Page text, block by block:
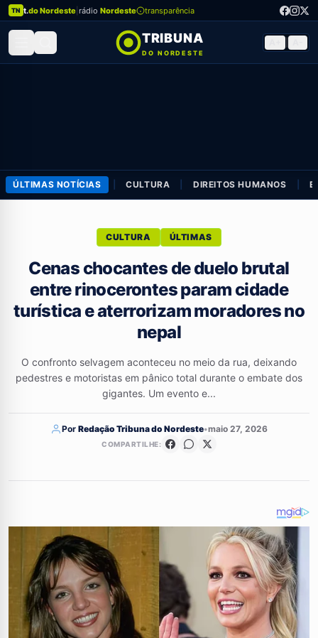
TN t.do Nordeste rádio Nordeste transparência
TRIBUNA
DO NORDESTE
ÚLTIMAS NOTÍCIAS CULTURA DIREITOS HUMANOS
CULTURA ÚLTIMAS
Cenas chocantes de duelo brutal
entre rinocerontes param cidade
turística e aterrorizam moradores no
nepal
O confronto selvagem aconteceu no meio da rua, deixando
pedestres e motoristas em pânico total durante o embate dos
gigantes. Um evento e...
Por Redação Tribuna do Nordeste•maio 27, 2026
COMPARTILHE: